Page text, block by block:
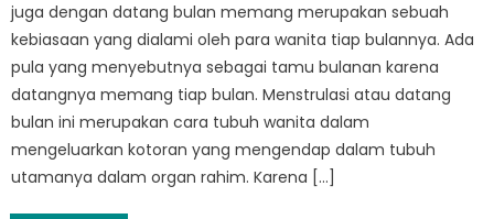
juga dengan datang bulan memang merupakan sebuah
kebiasaan yang dialami oleh para wanita tiap bulannya. Ada
pula yang menyebutnya sebagai tamu bulanan karena
datangnya memang tiap bulan. Menstrulasi atau datang
bulan ini merupakan cara tubuh wanita dalam
mengeluarkan kotoran yang mengendap dalam tubuh
utamanya dalam organ rahim. Karena […]